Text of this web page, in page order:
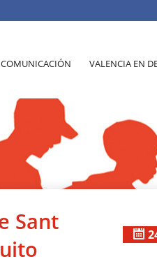
COMUNICACIÓN VALENCIA EN
Sant